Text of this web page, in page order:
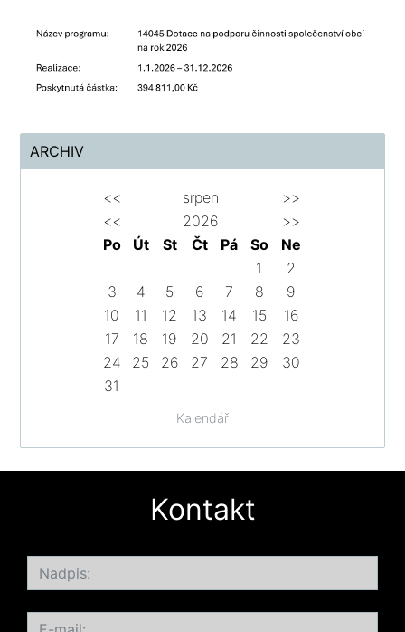
ARCHIV
Kalendář
<< srpen
>>
<<
2026
>>
Po
Út St Čt Pá So
Ne
1
2
3
4 5 6 7 8
9
10
11 12 13 14 15
16
17
18 19 20 21 22
23
24
25 26 27 28 29
30
31
Kontakt